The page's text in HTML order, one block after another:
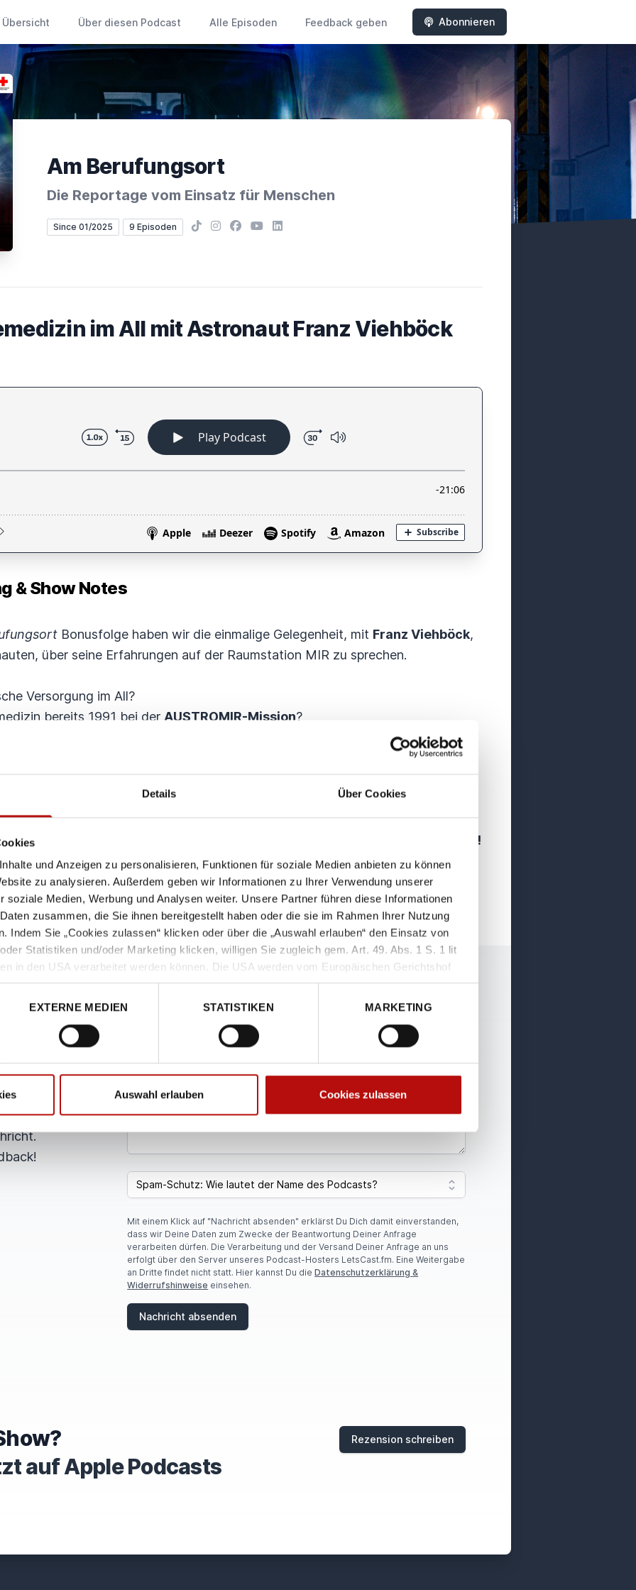
Details Über Cookies
und Anzeigen zu personalisieren, Funktionen für soziale Medien anbieten zu können
zu analysieren. Außerdem geben wir Informationen zu Ihrer Verwendung unserer
soziale Medien, Werbung und Analysen weiter. Unsere Partner führen diese Informationen
zusammen, die Sie ihnen bereitgestellt haben oder die sie im Rahmen Ihrer Nutzung
Indem Sie „Cookies zulassen“ klicken oder über die „Auswahl erlauben“ den Einsatz von
Statistiken und/oder Marketing klicken, willigen Sie zugleich gem. Art. 49. Abs. 1 S. 1 lit
in den USA verarbeitet werden können. Die USA werden vom Europäischen Gerichtshof
unzureichendem Datenschutzniveau eingestuft. Dies resultiert insbesondere aus dem
durch U.S. Behörden, zu Kontroll- und Überwachungszwecken verarbeitet
möchten, klicken Sie die Schaltfläche „Nur notwendige Cookies verwenden“. Weitere
EXTERNE MEDIEN STATISTIKEN MARKETING
Auswahl erlauben Cookies zulassen
Übersicht Über diesen Podcast Alle Episoden Feedback geben Abonnieren
Am Berufungsort
Die Reportage vom Einsatz für Menschen
Since 01/2025 9 Episoden TikTokInstagram
Facebook
YouTubeLinkedIn
im All mit Astronaut Franz Viehböck
& Show Notes
Bonusfolge haben wir die einmalige Gelegenheit, mit Franz Viehböck,
über seine Erfahrungen auf der Raumstation MIR zu sprechen.
Versorgung im All?
bereits 1991 bei der AUSTROMIR-Mission?
gibt es in der Schwerelosigkeit?
Raumfahrt helfen uns heute in der Notfallmedizin?
Zukunft noch weiterentwickelt werden?
mit der Bodenstation, wo ein Ärzteteam bereitsteht – aber im Notfall
– Franz Viehböck
was wir aus der Raumfahrt für die Zukunft der Medizin lernen können!
Alle 9 Episoden aufrufen
Du
Du
im
aus
NACHRICHT
SPAM CAPTCHA
Mit einem Klick auf "Nachricht absenden" erklärst Du Dich damit einverstanden,
dass wir Deine Daten zum Zwecke der Beantwortung Deiner Anfrage
verarbeiten dürfen. Die Verarbeitung und der Versand Deiner Anfrage an uns
erfolgt über den Server unseres Podcast-Hosters LetsCast.fm. Eine Weitergabe
an Dritte findet nicht statt. Hier kannst Du dieDatenschutzerklärung &
Widerrufshinweise einsehen.
Nachricht absenden
auf Apple Podcasts
Rezension schreiben